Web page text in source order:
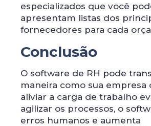
especializados que você
apresentam listas dos
fornecedores para cada
Conclusão
O software de RH pode
maneira como sua empresa
aliviar a carga de trabalho
agilizar os processos, o
erros humanos e aumenta